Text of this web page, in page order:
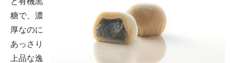
糖で、濃
厚なのに
あっさり
上品な逸